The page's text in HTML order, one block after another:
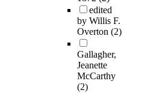
edited
by Willis F.
Overton (2)
Gallagher,
Jeanette
McCarthy
(2)